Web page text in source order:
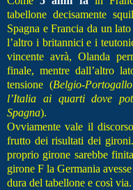
tabellone decisamente
Spagna e Francia da un
l’altro i britannici e i
vincente avrà, Olanda
finale, mentre dall’altro
tensione (Belgio-
l’Italia ai quarti dove
Spagna).
Ovviamente vale il
frutto dei risultati dei
proprio girone sarebbe
girone F la Germania
dura del tabellone e così via.